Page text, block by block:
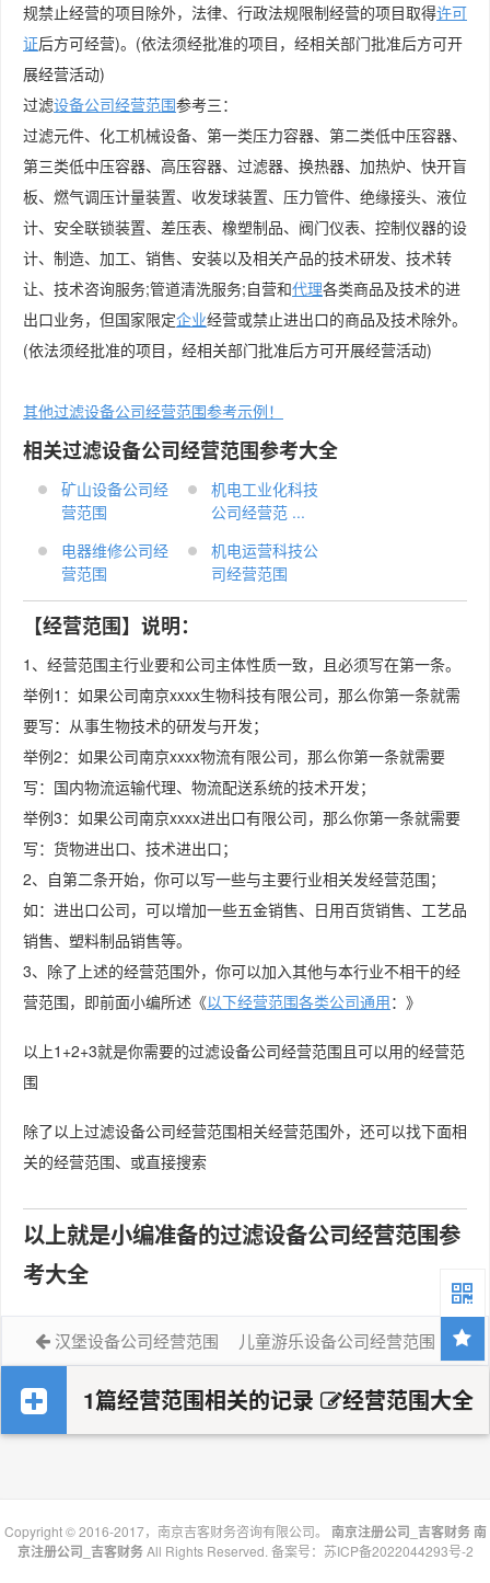
规禁止经营的项目除外，法律、行政法规限制经营的项目取得许可
证后方可经营)。(依法须经批准的项目，经相关部门批准后方可开
展经营活动)
过滤设备公司经营范围参考三：
过滤元件、化工机械设备、第一类压力容器、第二类低中压容器、
第三类低中压容器、高压容器、过滤器、换热器、加热炉、快开盲
板、燃气调压计量装置、收发球装置、压力管件、绝缘接头、液位
计、安全联锁装置、差压表、橡塑制品、阀门仪表、控制仪器的设
计、制造、加工、销售、安装以及相关产品的技术研发、技术转
让、技术咨询服务;管道清洗服务;自营和代理各类商品及技术的进
出口业务，但国家限定企业经营或禁止进出口的商品及技术除外。
(依法须经批准的项目，经相关部门批准后方可开展经营活动)
其他过滤设备公司经营范围参考示例！
相关过滤设备公司经营范围参考大全
矿山设备公司经
营范围
机电工业化科技
公司经营范 ...
电器维修公司经
营范围
机电运营科技公
司经营范围
【经营范围】说明：
1、经营范围主行业要和公司主体性质一致，且必须写在第一条。
举例1：如果公司南京xxxx生物科技有限公司，那么你第一条就需
要写：从事生物技术的研发与开发；
举例2：如果公司南京xxxx物流有限公司，那么你第一条就需要
写：国内物流运输代理、物流配送系统的技术开发；
举例3：如果公司南京xxxx进出口有限公司，那么你第一条就需要
写：货物进出口、技术进出口；
2、自第二条开始，你可以写一些与主要行业相关发经营范围；
如：进出口公司，可以增加一些五金销售、日用百货销售、工艺品
销售、塑料制品销售等。
3、除了上述的经营范围外，你可以加入其他与本行业不相干的经
营范围，即前面小编所述《以下经营范围各类公司通用：》
以上1+2+3就是你需要的过滤设备公司经营范围且可以用的经营范
围
除了以上过滤设备公司经营范围相关经营范围外，还可以找下面相
关的经营范围、或直接搜索
以上就是小编准备的过滤设备公司经营范围参
考大全
汉堡设备公司经营范围 儿童游乐设备公司经营范围
1篇经营范围相关的记录 经营范围大全
Copyright © 2016-2017，南京吉客财务咨询有限公司。 南京注册公司_吉客财务南
京注册公司_吉客财务All Rights Reserved. 备案号： 苏ICP备2022044293号-2